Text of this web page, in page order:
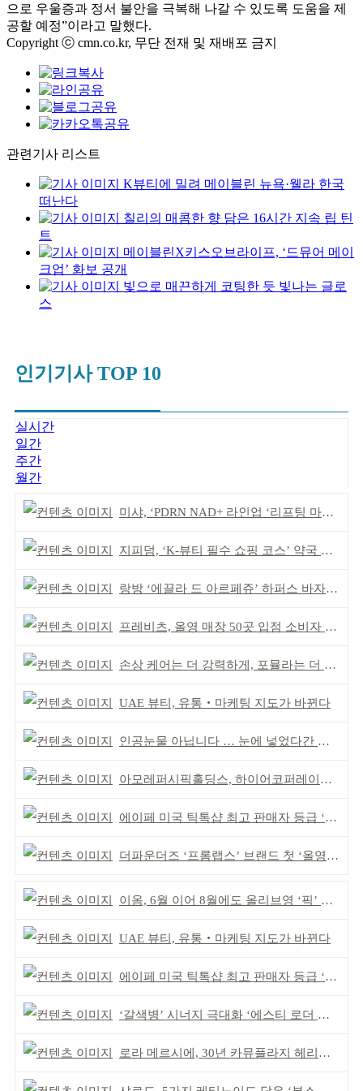
으로 우울증과 정서 불안을 극복해 나갈 수 있도록 도움을 제
공할 예정”이라고 말했다.
Copyright ⓒ cmn.co.kr, 무단 전재 및 재배포 금지
관련기사 리스트
K뷰티에 밀려 메이블린 뉴욕·웰라 한국
떠난다
칠리의 매콤한 향 담은 16시간 지속 립 틴
트
메이블린X키스오브라이프, ‘드뮤어 메이
크업’ 화보 공개
빛으로 매끈하게 코팅한 듯 빛나는 글로
스
인기기사 TOP 10
실시간
일간
주간
월간
미샤, ‘PDRN NAD+ 라인업 ‘리프팅 마스크’ 출시
지피덤, ‘K-뷰티 필수 쇼핑 코스’ 약국 공략
랑방 ‘에끌라 드 아르페쥬’ 하퍼스 바자 화보 공개
프레비츠, 올영 매장 50곳 입점 소비자 접점 강화
손상 케어는 더 강력하게, 포뮬라는 더 산뜻하게!
UAE 뷰티, 유통‧마케팅 지도가 바뀐다
인공눈물 아닙니다 … 눈에 넣었다간 각막 손상
아모레퍼시픽홀딩스, 하이어코퍼레이션과 투자계약
에이페 미국 틱톡샵 최고 판매자 등급 ‘Tier 5’ 달성
더파운더즈 ‘프롬랩스’ 브랜드 첫 ‘올영픽’ 선정
이옴, 6월 이어 8월에도 올리브영 ‘픽’ 선정
UAE 뷰티, 유통‧마케팅 지도가 바뀐다
에이페 미국 틱톡샵 최고 판매자 등급 ‘Tier 5’ 달성
‘갈색병’ 시너지 극대화 ‘에스티 로더 스킨부스터’ 출시
로라 메르시에, 30년 카뮤플라지 헤리티지 담아